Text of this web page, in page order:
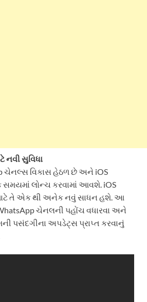
નવી સુવિધા
ચેનલ્સ વિકાસ હેઠળ છે અને iOS
સમયમાં લોન્ચ કરવામાં આવશે. iOS
માટે તે એક થી અનેક નવું સાધન હશે. આ
ચેનલની પહોંચ વધારવા અને
પસંદગીના અપડેટ્સ પ્રાપ્ત કરવાનું